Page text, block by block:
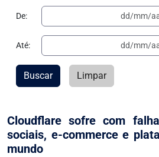
Cloudflare sofre com
sociais, e-commerce e
mundo
De:
Até:
Buscar Limpar